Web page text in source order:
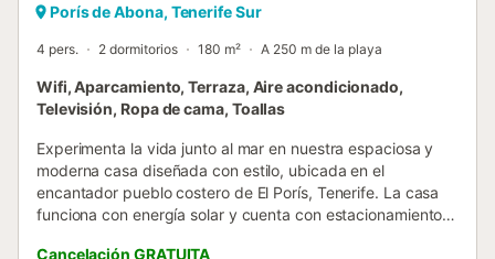
Porís de Abona, Tenerife Sur
4 pers. 2 dormitorios 180 m² A 250 m de la playa
Wifi, Aparcamiento, Terraza, Aire acondicionado,
Televisión, Ropa de cama, Toallas
Experimenta la vida junto al mar en nuestra espaciosa y
moderna casa diseñada con estilo, ubicada en el
encantador pueblo costero de El Porís, Tenerife. La casa
funciona con energía solar y cuenta con estacionamiento
Cancelación GRATUITA